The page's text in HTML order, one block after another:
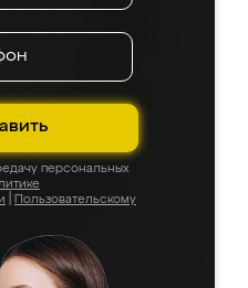
персональных
Пользовательскому